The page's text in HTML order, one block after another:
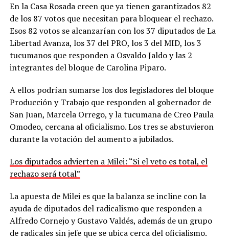
En la Casa Rosada creen que ya tienen garantizados 82
de los 87 votos que necesitan para bloquear el rechazo.
Esos 82 votos se alcanzarían con los 37 diputados de La
Libertad Avanza, los 37 del PRO, los 3 del MID, los 3
tucumanos que responden a Osvaldo Jaldo y las 2
integrantes del bloque de Carolina Piparo.
A ellos podrían sumarse los dos legisladores del bloque
Producción y Trabajo que responden al gobernador de
San Juan, Marcela Orrego, y la tucumana de Creo Paula
Omodeo, cercana al oficialismo. Los tres se abstuvieron
durante la votación del aumento a jubilados.
Los diputados advierten a Milei: “Si el veto es total, el
rechazo será total”
La apuesta de Milei es que la balanza se incline con la
ayuda de diputados del radicalismo que responden a
Alfredo Cornejo y Gustavo Valdés, además de un grupo
de radicales sin jefe que se ubica cerca del oficialismo.